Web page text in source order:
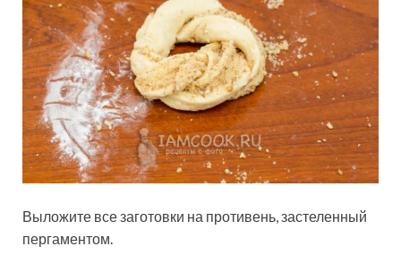
Выложите все заготовки на противень, застеленный
пергаментом.